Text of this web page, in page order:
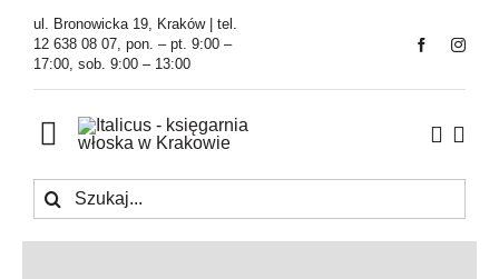
Przejdź
zawartości
ul. Bronowicka 19, Kraków | tel.
12 638 08 07, pon. – pt. 9:00 –
17:00, sob. 9:00 – 13:00
Toggle
Navigation
Księgarnia
Szukaj